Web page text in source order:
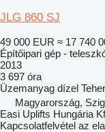
JLG 860 SJ
49 000 EUR ≈ 17 740
Építőipari gép -
2013
3 697 óra
Üzemanyag dízel
Magyarország,
Easi Uplifts Hungária
Kapcsolatfelvétel az